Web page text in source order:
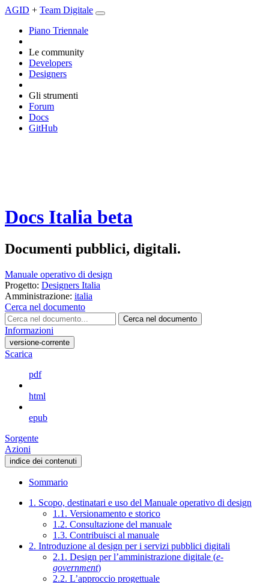
AGID + Team Digitale
Piano Triennale
Le community
Developers
Designers
Gli strumenti
Forum
Docs
GitHub
Docs Italia beta
Documenti pubblici, digitali.
Manuale operativo di design
Progetto: Designers Italia
Amministrazione: italia
Cerca nel documento
Cerca nel documento
Informazioni
versione-corrente
Scarica
pdf
html
epub
Sorgente
Azioni
indice dei contenuti
Sommario
1. Scopo, destinatari e uso del Manuale operativo di design
1.1. Versionamento e storico
1.2. Consultazione del manuale
1.3. Contribuisci al manuale
2. Introduzione al design per i servizi pubblici digitali
2.1. Design per l’amministrazione digitale (e-
government)
2.2. L’approccio progettuale